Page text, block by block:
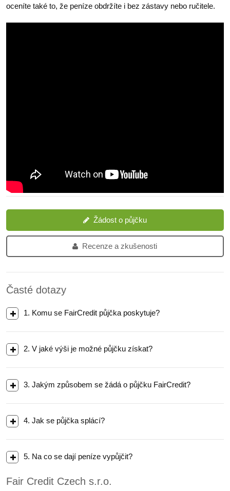
oceníte také to, že peníze obdržíte i bez zástavy nebo ručitele.
Žádost o půjčku
Recenze a zkušenosti
Časté dotazy
1. Komu se FairCredit půjčka poskytuje?
2. V jaké výši je možné půjčku získat?
3. Jakým způsobem se žádá o půjčku FairCredit?
4. Jak se půjčka splácí?
5. Na co se dají peníze vypůjčit?
Fair Credit Czech s.r.o.